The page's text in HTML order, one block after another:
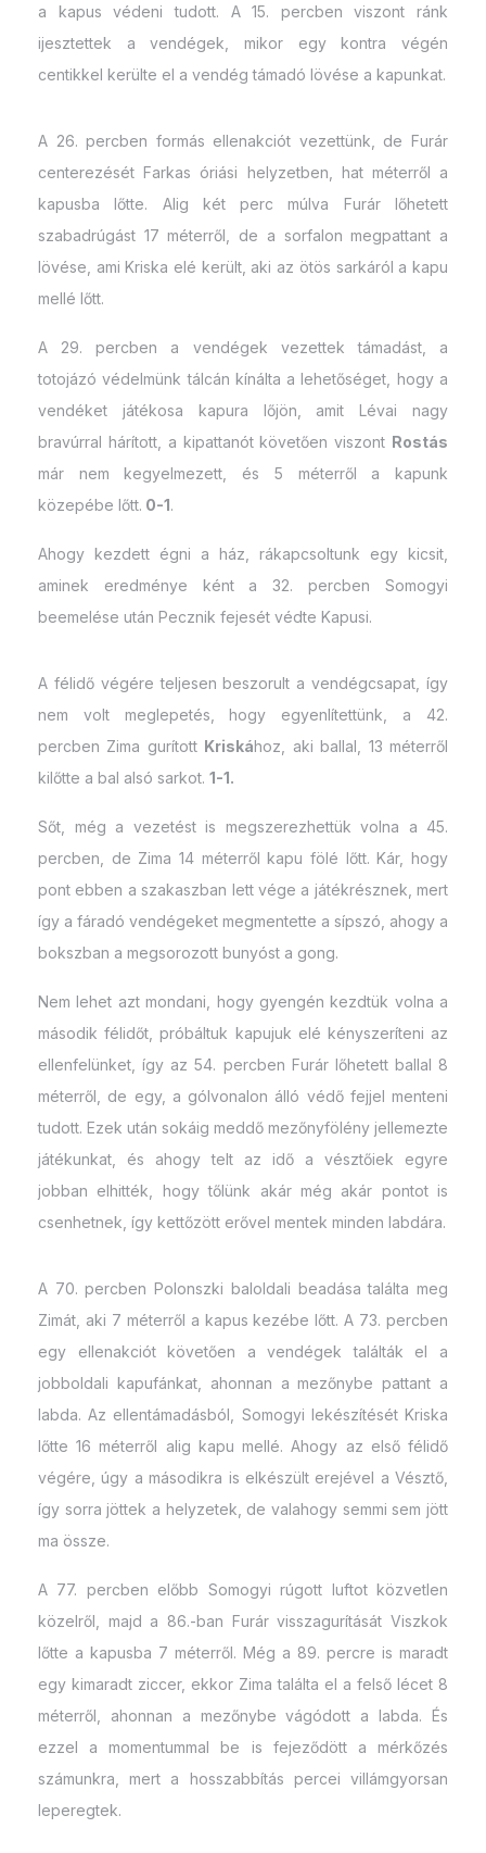
a kapus védeni tudott. A 15. percben viszont ránk
ijesztettek a vendégek, mikor egy kontra végén
centikkel kerülte el a vendég támadó lövése a kapunkat.
A 26. percben formás ellenakciót vezettünk, de Furár
centerezését Farkas óriási helyzetben, hat méterről a
kapusba lőtte. Alig két perc múlva Furár lőhetett
szabadrúgást 17 méterről, de a sorfalon megpattant a
lövése, ami Kriska elé került, aki az ötös sarkáról a kapu
mellé lőtt.
A 29. percben a vendégek vezettek támadást, a
totojázó védelmünk tálcán kínálta a lehetőséget, hogy a
vendéket játékosa kapura lőjön, amit Lévai nagy
bravúrral hárított, a kipattanót követően viszont Rostás
már nem kegyelmezett, és 5 méterről a kapunk
közepébe lőtt. 0-1.
Ahogy kezdett égni a ház, rákapcsoltunk egy kicsit,
aminek eredménye ként a 32. percben Somogyi
beemelése után Pecznik fejesét védte Kapusi.
A félidő végére teljesen beszorult a vendégcsapat, így
nem volt meglepetés, hogy egyenlítettünk, a 42.
percben Zima gurított Kriskához, aki ballal, 13 méterről
kilőtte a bal alsó sarkot. 1-1.
Sőt, még a vezetést is megszerezhettük volna a 45.
percben, de Zima 14 méterről kapu fölé lőtt. Kár, hogy
pont ebben a szakaszban lett vége a játékrésznek, mert
így a fáradó vendégeket megmentette a sípszó, ahogy a
bokszban a megsorozott bunyóst a gong.
Nem lehet azt mondani, hogy gyengén kezdtük volna a
második félidőt, próbáltuk kapujuk elé kényszeríteni az
ellenfelünket, így az 54. percben Furár lőhetett ballal 8
méterről, de egy, a gólvonalon álló védő fejjel menteni
tudott. Ezek után sokáig meddő mezőnyfölény jellemezte
játékunkat, és ahogy telt az idő a vésztőiek egyre
jobban elhitték, hogy tőlünk akár még akár pontot is
csenhetnek, így kettőzött erővel mentek minden labdára.
A 70. percben Polonszki baloldali beadása találta meg
Zimát, aki 7 méterről a kapus kezébe lőtt. A 73. percben
egy ellenakciót követően a vendégek találták el a
jobboldali kapufánkat, ahonnan a mezőnybe pattant a
labda. Az ellentámadásból, Somogyi lekészítését Kriska
lőtte 16 méterről alig kapu mellé. Ahogy az első félidő
végére, úgy a másodikra is elkészült erejével a Vésztő,
így sorra jöttek a helyzetek, de valahogy semmi sem jött
ma össze.
A 77. percben előbb Somogyi rúgott luftot közvetlen
közelről, majd a 86.-ban Furár visszagurítását Viszkok
lőtte a kapusba 7 méterről. Még a 89. percre is maradt
egy kimaradt ziccer, ekkor Zima találta el a felső lécet 8
méterről, ahonnan a mezőnybe vágódott a labda. És
ezzel a momentummal be is fejeződött a mérkőzés
számunkra, mert a hosszabbítás percei villámgyorsan
leperegtek.